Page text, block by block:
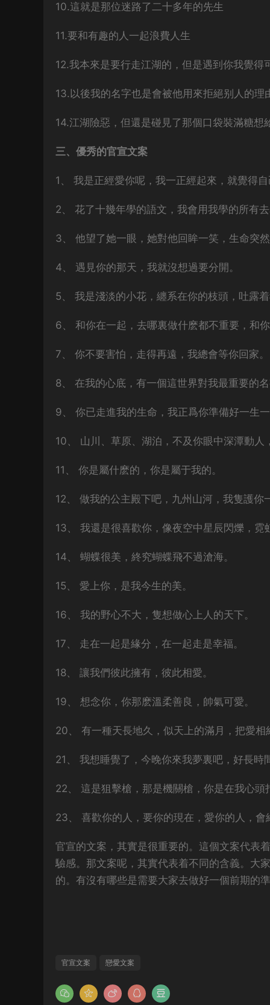
10.這就是那位迷路了二十多年的先生
11.要和有趣的人一起浪費人生
12.我本來是要行走江湖的，但是遇到你我覺得
13.以後我的名字也是會被他用來拒絕别人的理
14.江湖險惡，但還是碰見了那個口袋裝滿糖想
三、優秀的官宣文案
1、 我是正經愛你呢，我一正經起來，就覺得自
2、 花了十幾年學的語文，我會用我學的所有去
3、 他望了她一眼，她對他回眸一笑，生命突然
4、 遇見你的那天，我就沒想過要分開。
5、 我是淺淡的小花，纏系在你的枝頭，吐露
6、 和你在一起，去哪裏做什麽都不重要，和你
7、 你不要害怕，走得再遠，我總會等你回家。
8、 在我的心底，有一個這世界對我最重要的
9、 你已走進我的生命，我正爲你準備好一生一
10、 山川、草原、湖泊，不及你眼中深潭動人
11、 你是屬什麽的，你是屬于我的。
12、 做我的公主殿下吧，九州山河，我隻護你
13、 我還是很喜歡你，像夜空中星辰閃爍，霓
14、 蝴蝶很美，終究蝴蝶飛不過滄海。
15、 愛上你，是我今生的美。
16、 我的野心不大，隻想做心上人的天下。
17、 走在一起是緣分，在一起走是幸福。
18、 讓我們彼此擁有，彼此相愛。
19、 想念你，你那麽溫柔善良，帥氣可愛。
20、 有一種天長地久，似天上的滿月，把愛相
21、 我想睡覺了，今晚你來我夢裏吧，好長時
22、 這是狙擊槍，那是機關槍，你是在我心頭
23、 喜歡你的人，要你的現在，愛你的人，會
官宣的文案，其實是很重要的。這個文案代表
驗感。那文案呢，其實代表着不同的含義。大
的。有沒有哪些是需要大家去做好一個前期的
官宣文案 戀愛文案